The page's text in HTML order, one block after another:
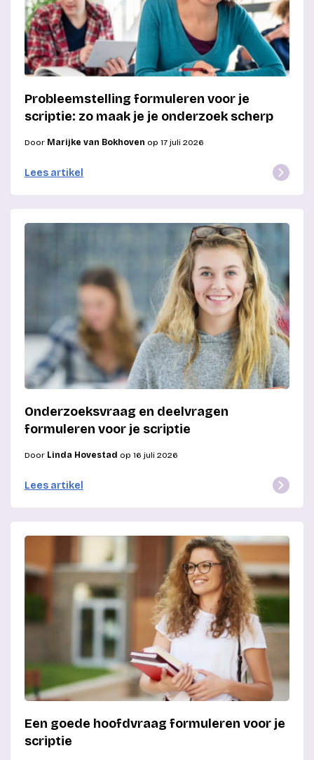
Probleemstelling formuleren voor je
scriptie: zo maak je je onderzoek scherp
Door Marijke van Bokhoven op 17 juli 2026
Lees artikel
Onderzoeksvraag en deelvragen
formuleren voor je scriptie
Door Linda Hovestad op 16 juli 2026
Lees artikel
Een goede hoofdvraag formuleren voor je
scriptie